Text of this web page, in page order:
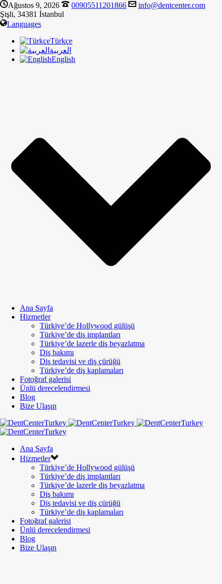
Ağustos 9, 2026 00905511201866
info@dentcenter.com
Şişli, 34381 İstanbul
Languages
Türkçe
العربية
English
Ana Sayfa
Hizmetler
Türkiye’de Hollywood gülüşü
Türkiye’de diş implantları
Türkiye’de lazerle diş beyazlatma
Diş bakımı
Diş tedavisi ve diş çürüğü
Türkiye’de diş kaplamaları
Fotoğraf galerisi
Ünlü derecelendirmesi
Blog
Bize Ulaşın
Ana Sayfa
Hizmetler
Türkiye’de Hollywood gülüşü
Türkiye’de diş implantları
Türkiye’de lazerle diş beyazlatma
Diş bakımı
Diş tedavisi ve diş çürüğü
Türkiye’de diş kaplamaları
Fotoğraf galerisi
Ünlü derecelendirmesi
Blog
Bize Ulaşın